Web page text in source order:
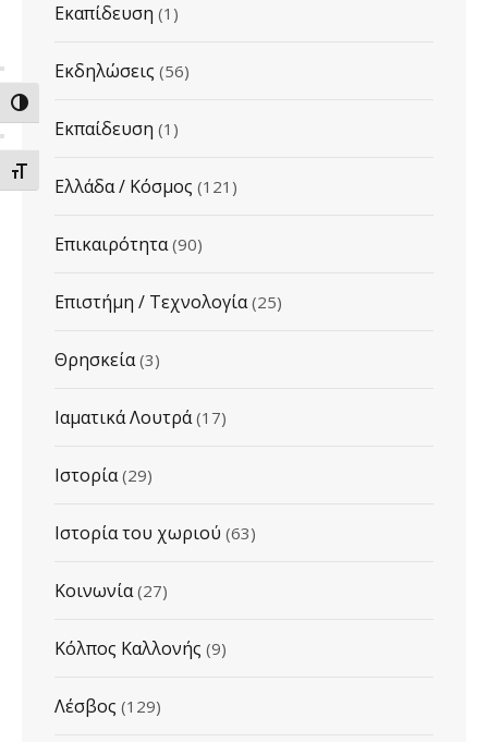
ΕΝΑΛΛΑΓΗ ΥΨΗΛΗΣ ΑΝΤΙΘΕΣΗΣ
ΕΝΑΛΛΑΓΗ ΜΕΓΕΘΟΥΣ ΓΡΑΜΜΑΤΩΝ
Εκαπίδευση (1)
Εκδηλώσεις (56)
Εκπαίδευση (1)
Ελλάδα / Κόσμος (121)
Επικαιρότητα(90)
Επιστήμη / Τεχνολογία(25)
Θρησκεία(3)
Ιαματικά Λουτρά(17)
Ιστορία(29)
Ιστορία του χωριού (63)
Κοινωνία(27)
Κόλπος Καλλονής (9)
Λέσβος (129)